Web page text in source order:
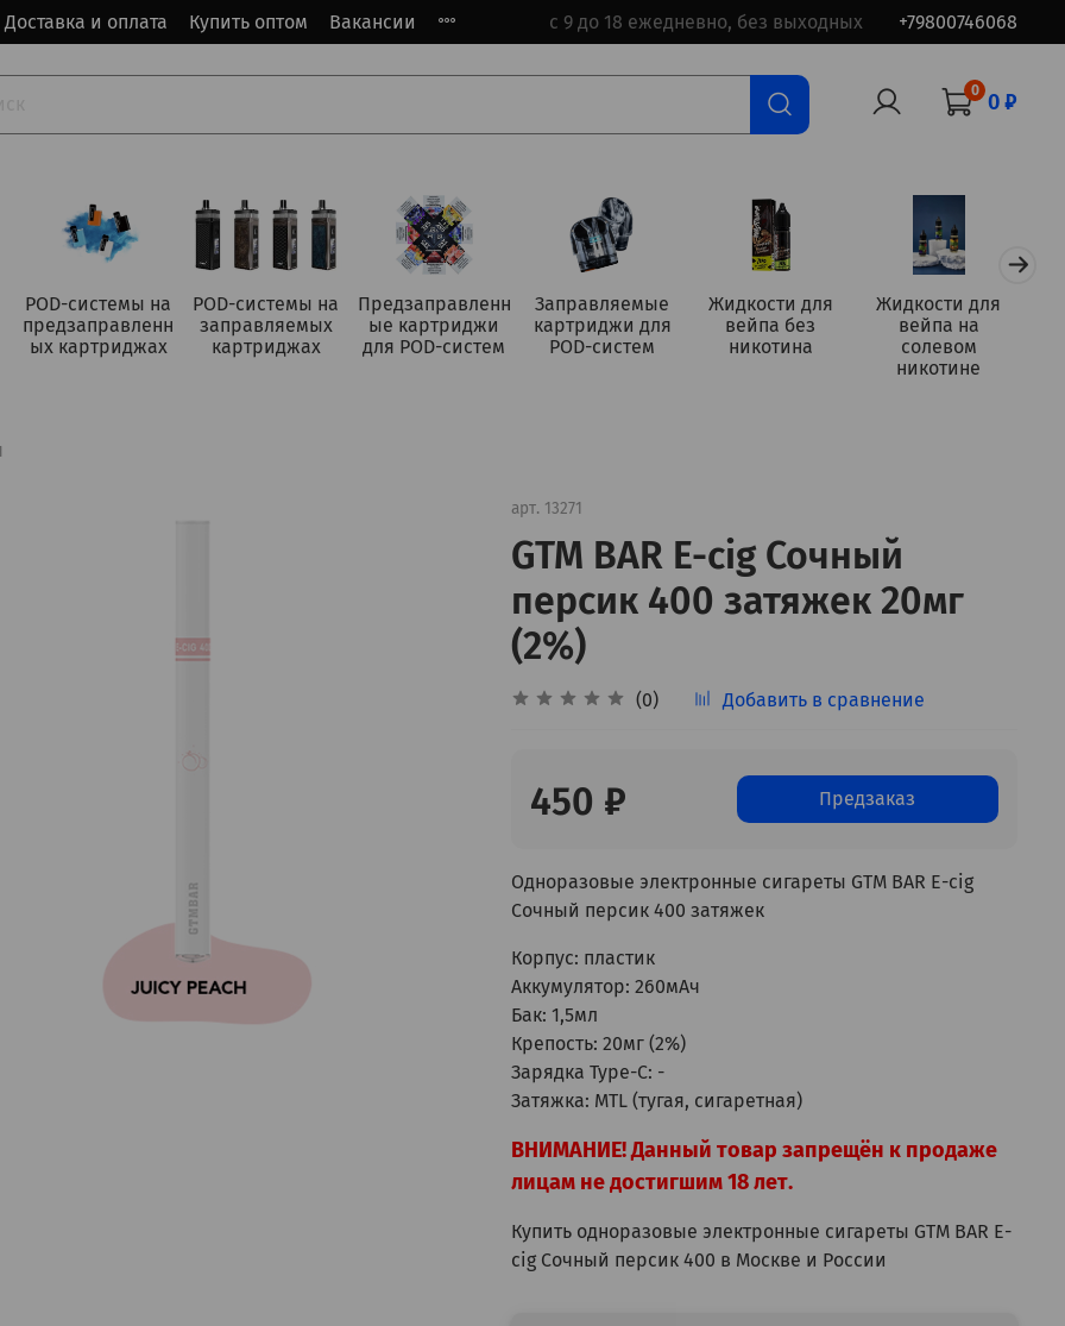
Доставка и оплата Купить оптом Вакансии с 9 до 18 ежедневно, без выходных +79800746068
0 0 ₽
POD-системы на
предзаправленн
ых картриджах
POD-системы на
заправляемых
картриджах
Предзаправленн
ые картриджи
для POD-систем
Заправляемые
картриджи для
POD-систем
Жидкости для
вейпа без
никотина
Жидкости для
вейпа на
солевом
никотине
арт. 13271
GTM BAR E-cig Сочный
персик 400 затяжек 20мг
(2%)
(0) Добавить в сравнение
450 ₽ Предзаказ
Одноразовые электронные сигареты GTM BAR E-cig
Сочный персик 400 затяжек
Корпус: пластик
Аккумулятор: 260мАч
Бак: 1,5мл
Крепость: 20мг (2%)
Зарядка Type-C: -
Затяжка: MTL (тугая, сигаретная)
ВНИМАНИЕ! Данный товар запрещён к продаже
лицам не достигшим 18 лет.
Купить одноразовые электронные сигареты GTM BAR E-
cig Сочный персик 400 в Москве и России